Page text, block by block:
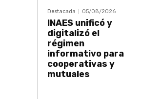
Destacada 05/08/2026
INAES unificó y
digitalizó el
régimen
informativo para
cooperativas y
mutuales